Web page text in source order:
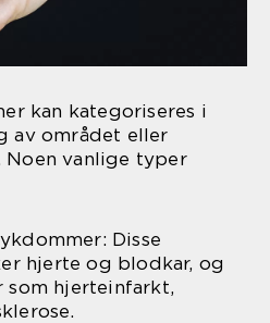
kan kategoriseres i
av området eller
Noen vanlige typer
Disse
hjerte og blodkar, og
hjerteinfarkt,